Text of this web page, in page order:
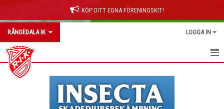
KÖP DITT EGNA FÖRENINGSKIT!
RÅNGEDALA IK LOGGA IN
RÅNGEDALA IK